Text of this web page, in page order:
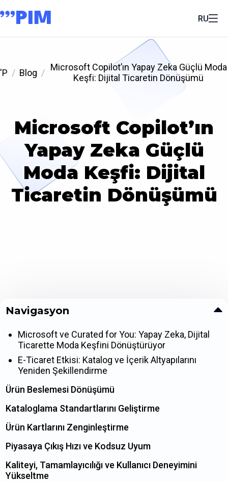
RU
'P Blog
Microsoft Copilot’ın Yapay Zeka Güçlü Moda
Keşfi: Dijital Ticaretin Dönüşümü
Microsoft Copilot’ın
Yapay Zeka Güçlü
Moda Keşfi: Dijital
Ticaretin Dönüşümü
Navigasyon
Microsoft ve Curated for You: Yapay Zeka, Dijital
Ticarette Moda Keşfini Dönüştürüyor
E-Ticaret Etkisi: Katalog ve İçerik Altyapılarını
Yeniden Şekillendirme
Ürün Beslemesi Dönüşümü
Kataloglama Standartlarını Geliştirme
Ürün Kartlarını Zenginleştirme
Piyasaya Çıkış Hızı ve Kodsuz Uyum
Kaliteyi, Tamamlayıcılığı ve Kullanıcı Deneyimini
Yükseltme